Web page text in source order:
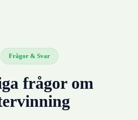
Frågor & Svar
frågor om